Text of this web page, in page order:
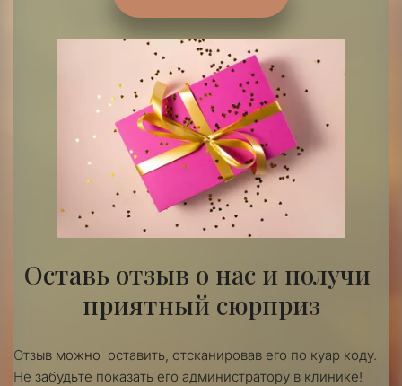
Оставь отзыв о нас и получи
приятный сюрприз
Отзыв можно  оставить, отсканировав его по куар коду.
Не забудьте показать его администратору в клинике!